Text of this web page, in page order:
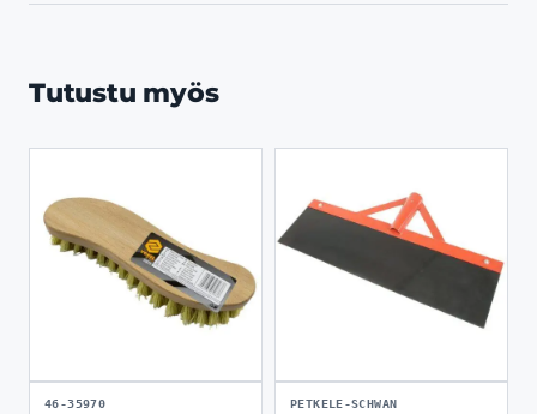
Tutustu myös
46-35970 PETKELE-SCHWAN